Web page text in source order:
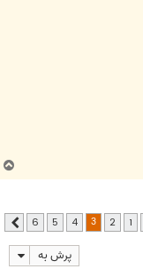
ب
ا
2
3
4
5
6 بعدی
پرش به